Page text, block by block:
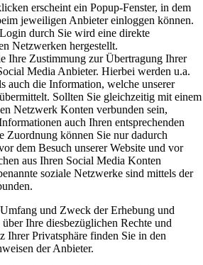
erscheint ein Popup-Fenster, in dem
jeweiligen Anbieter einloggen können.
durch Sie wird eine direkte
Netzwerken hergestellt.
Ihre Zustimmung zur Übertragung Ihrer
Media Anbieter. Hierbei werden u.a.
auch die Information, welche unserer
Sollten Sie gleichzeitig mit einem
Netzwerk Konten verbunden sein,
auch Ihren entsprechenden
Zuordnung können Sie nur dadurch
dem Besuch unserer Website und vor
aus Ihren Social Media Konten
soziale Netzwerke sind mittels der
und Zweck der Erhebung und
Ihre diesbezüglichen Rechte und
Ihrer Privatsphäre finden Sie in den
der Anbieter.